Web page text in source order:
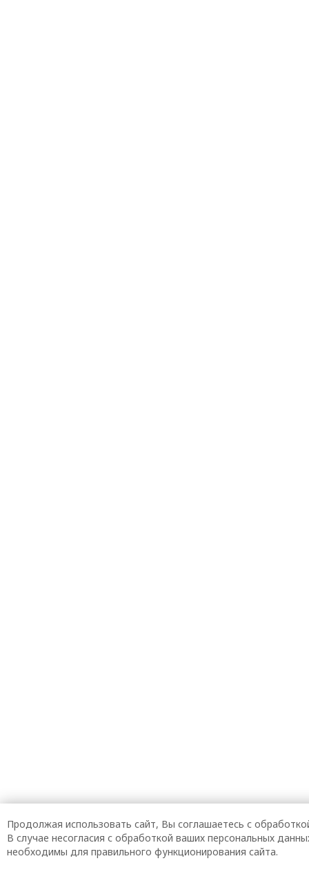
Продолжая использовать сайт, Вы соглашаетесь с
В случае несогласия с обработкой ваших персональных
необходимы для правильного функционирования сайта.